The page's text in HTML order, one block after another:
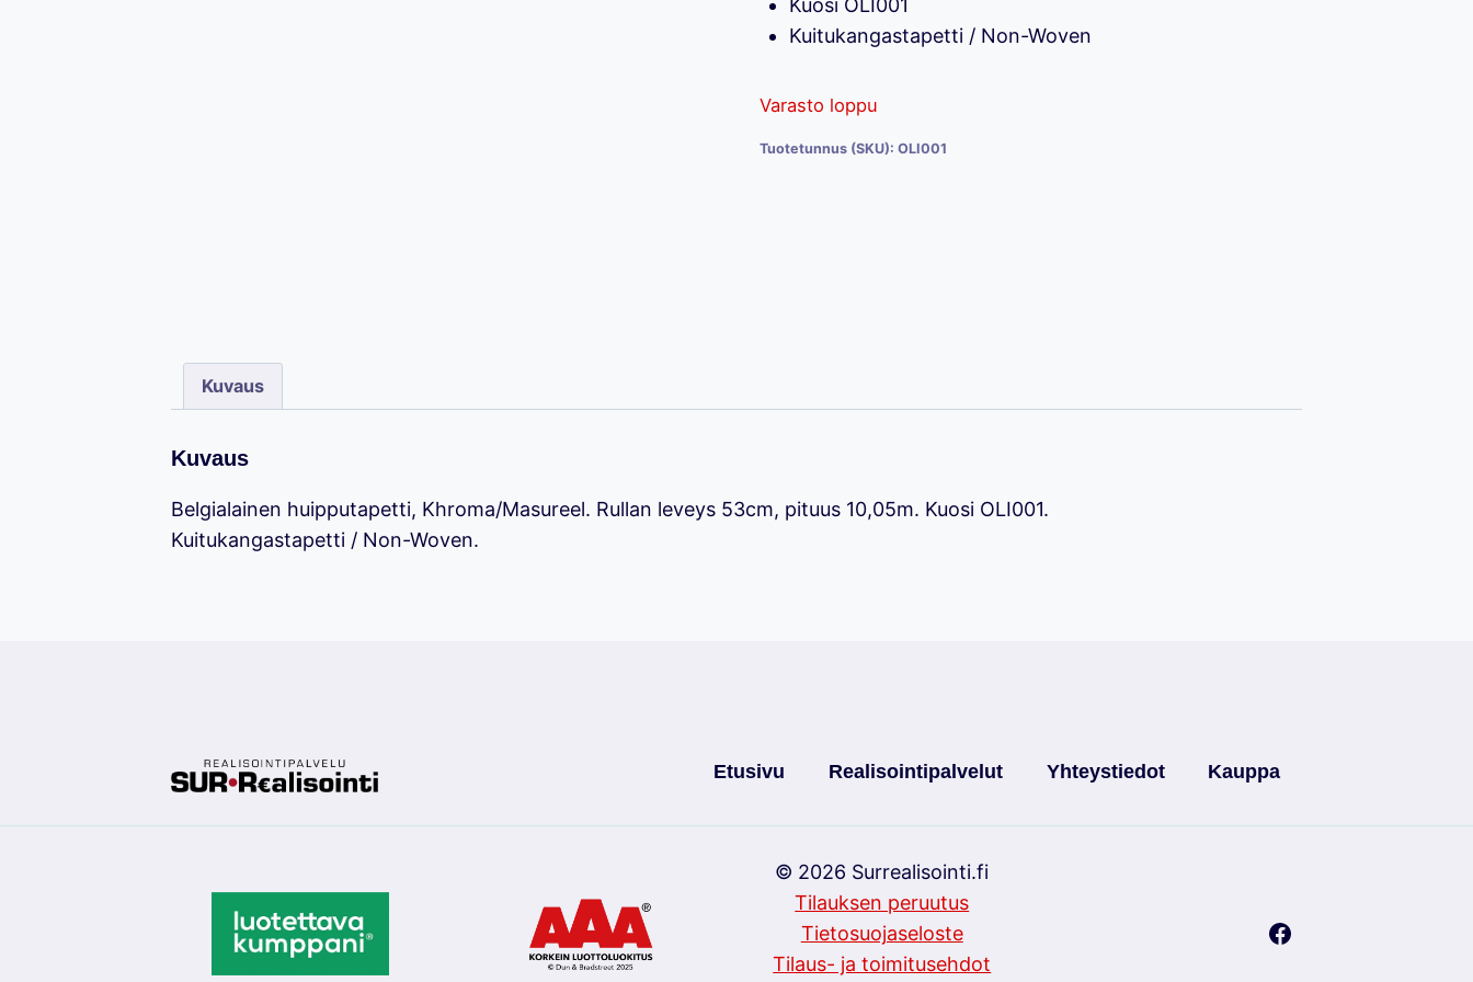
Kuosi OLI001
Kuitukangastapetti / Non-Woven
Varasto loppu
Tuotetunnus (SKU): OLI001
Kuvaus
Kuvaus
Belgialainen huipputapetti, Khroma/Masureel. Rullan leveys 53cm, pituus 10,05m. Kuosi OLI001.
Kuitukangastapetti / Non-Woven.
Etusivu Realisointipalvelut Yhteystiedot Kauppa
© 2026 Surrealisointi.fi
Tilauksen peruutus
Tietosuojaseloste
Tilaus- ja toimitusehdot